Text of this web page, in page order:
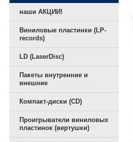
наши АКЦИИ!
Виниловые пластинки (LP-
records)
LD (LaserDisc)
Пакеты внутренние и
внешние
Компакт-диски (CD)
Проигрыватели виниловых
пластинок (вертушки)